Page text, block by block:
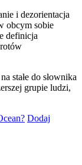
i dezorientacja
obcym sobie
definicja
stałe do słownika
grupie ludzi,
Dodaj